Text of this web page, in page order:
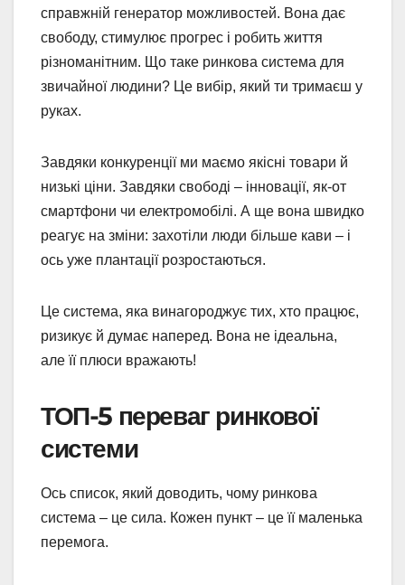
справжній генератор можливостей. Вона дає
свободу, стимулює прогрес і робить життя
різноманітним. Що таке ринкова система для
звичайної людини? Це вибір, який ти тримаєш у
руках.
Завдяки конкуренції ми маємо якісні товари й
низькі ціни. Завдяки свободі – інновації, як-от
смартфони чи електромобілі. А ще вона швидко
реагує на зміни: захотіли люди більше кави – і
ось уже плантації розростаються.
Це система, яка винагороджує тих, хто працює,
ризикує й думає наперед. Вона не ідеальна,
але її плюси вражають!
ТОП-5 переваг ринкової
системи
Ось список, який доводить, чому ринкова
система – це сила. Кожен пункт – це її маленька
перемога.